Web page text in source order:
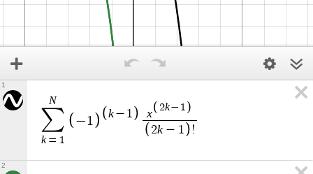
N
∑
k = 1
−1
k− 1 x 2k− 1
2k − 1 !
1
2